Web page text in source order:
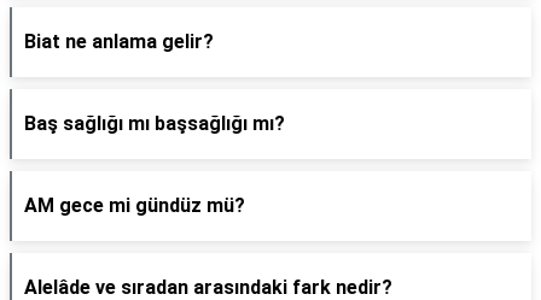
Biat ne anlama gelir?
Baş sağlığı mı başsağlığı mı?
AM gece mi gündüz mü?
Alelâde ve sıradan arasındaki fark nedir?